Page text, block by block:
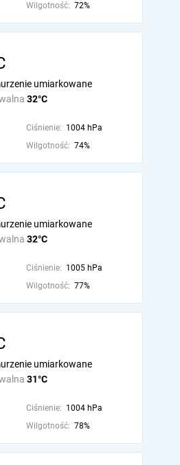
Wilgotność: 72%
32°C
umiarkowane
Ciśnienie: 1004 hPa
Wilgotność: 74%
32°C
umiarkowane
Ciśnienie: 1005 hPa
Wilgotność: 77%
31°C
umiarkowane
Ciśnienie: 1004 hPa
Wilgotność: 78%